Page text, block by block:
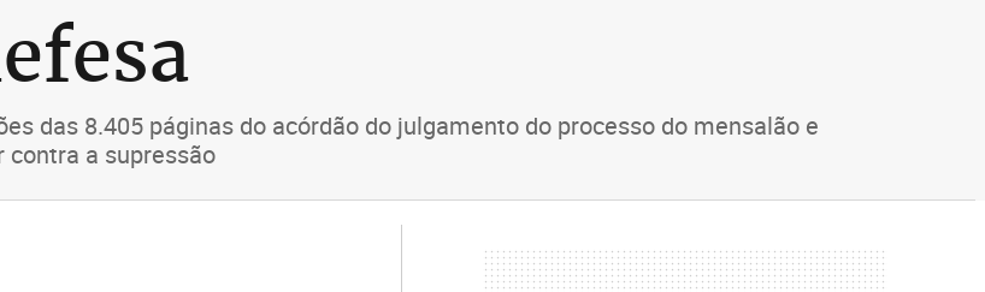
das 8.405 páginas do acórdão do julgamento do processo do mensalão e
contra a supressão